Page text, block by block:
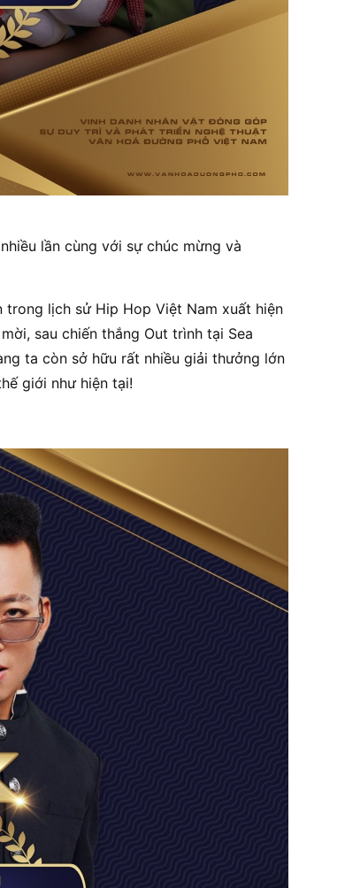
lần cùng với sự chúc mừng và
lịch sử Hip Hop Việt Nam xuất hiện
sau chiến thắng Out trình tại Sea
ta còn sở hữu rất nhiều giải thưởng lớn
giới như hiện tại!